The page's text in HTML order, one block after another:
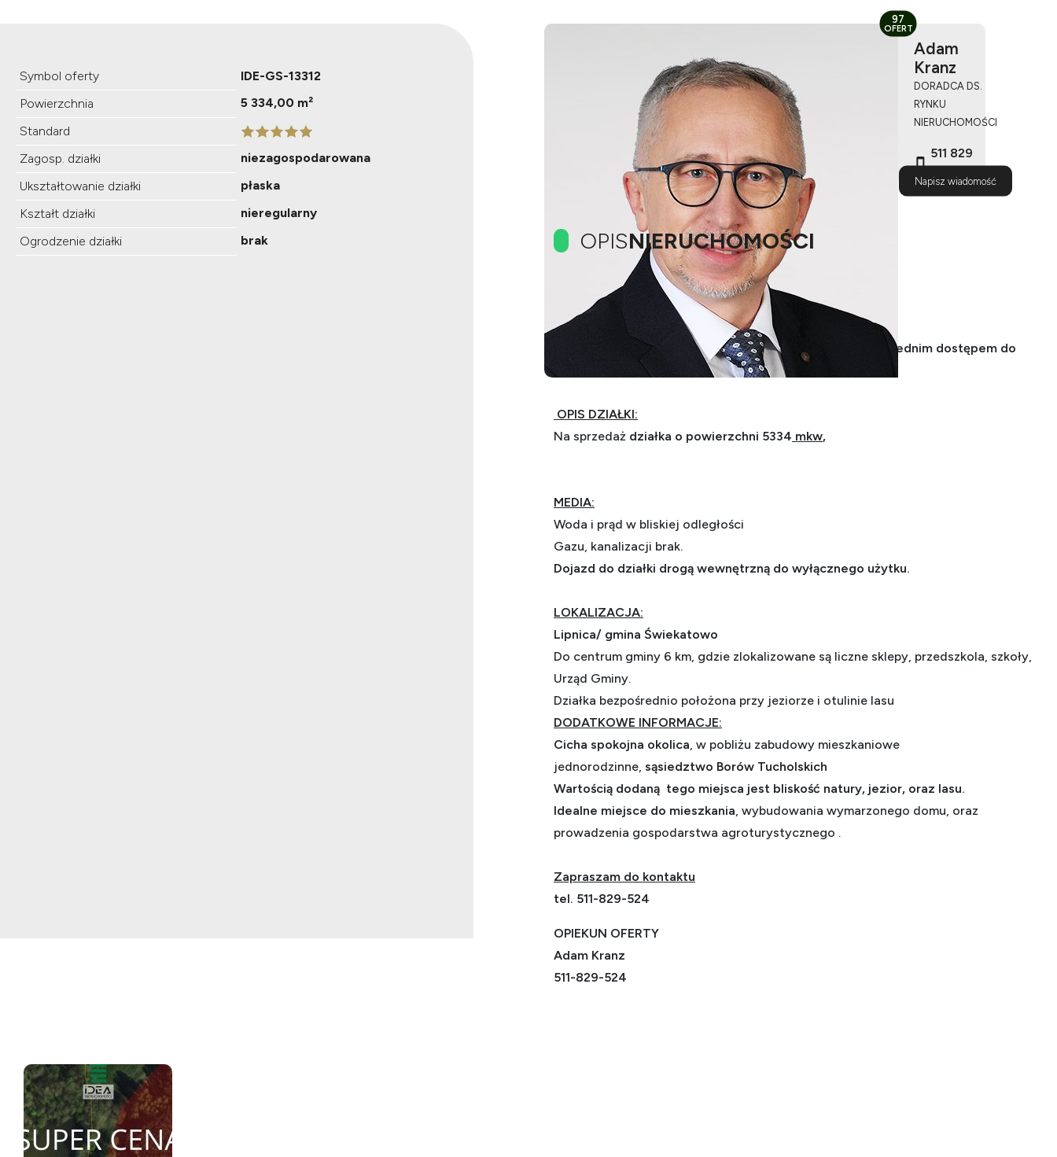
Symbol oferty
IDE-GS-13312
Powierzchnia
5 334,00 m²
Standard
Zagosp. działki
niezagospodarowana
Ukształtowanie działki
płaska
Kształt działki
nieregularny
Ogrodzenie działki
brak
Adam
Kranz
DORADCA DS.
RYNKU
NIERUCHOMOŚCI
511 829
Napisz wiadomość
97
OFERT
OPISNIERUCHOMOŚCI
IDEA NIRUCHOMOŚCI PRZDSTAWIA
Tylko w naszym biurze!!!
Działka na sprzedaż w cichej, spokojnej okolicy z bezpośrednim dostępem do
jeziora i otulinie lasu.
OPIS DZIAŁKI:
Na sprzedaż działka o powierzchni 5334 mkw,
MEDIA:
Woda i prąd w bliskiej odległości
Gazu, kanalizacji brak.
Dojazd do działki drogą wewnętrzną do wyłącznego użytku.
LOKALIZACJA:
Lipnica/ gmina Świekatowo
Do centrum gminy 6 km, gdzie zlokalizowane są liczne sklepy, przedszkola, szkoły,
Urząd Gminy.
Działka bezpośrednio położona przy jeziorze i otulinie lasu
DODATKOWE INFORMACJE:
Cicha spokojna okolica , w pobliżu zabudowy mieszkaniowe
jednorodzinne, sąsiedztwo Borów Tucholskich
Wartością dodaną tego miejsca jest bliskość natury, jezior, oraz lasu.
Idealne miejsce do mieszkania , wybudowania wymarzonego domu, oraz
prowadzenia gospodarstwa agroturystycznego .
Zapraszam do kontaktu
tel. 511-829-524
OPIEKUN OFERTY
Adam Kranz
511-829-524